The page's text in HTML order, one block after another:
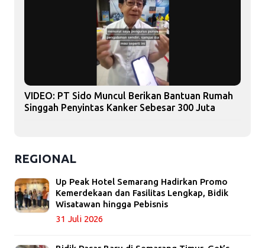
VIDEO: PT Sido Muncul Berikan Bantuan Rumah
Singgah Penyintas Kanker Sebesar 300 Juta
REGIONAL
Up Peak Hotel Semarang Hadirkan Promo
Kemerdekaan dan Fasilitas Lengkap, Bidik
Wisatawan hingga Pebisnis
31 Juli 2026